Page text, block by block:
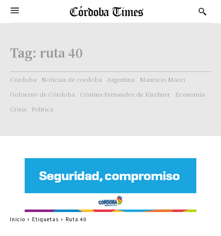
Tag: ruta 40
Córdoba Noticias de cordoba Argentina
Mauricio Macri
Gobierno de Córdoba
Cristina Fernandez de Kirchner
Economía
Crisis
Politica
Inicio Etiquetas Ruta 40